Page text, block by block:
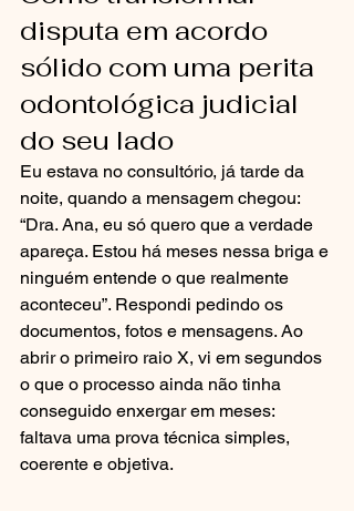
disputa em acordo
sólido com uma perita
odontológica judicial
do seu lado
Eu estava no consultório, já tarde da
noite, quando a mensagem chegou:
“Dra. Ana, eu só quero que a verdade
apareça. Estou há meses nessa briga e
ninguém entende o que realmente
aconteceu”. Respondi pedindo os
documentos, fotos e mensagens. Ao
abrir o primeiro raio X, vi em segundos
o que o processo ainda não tinha
conseguido enxergar em meses:
faltava uma prova técnica simples,
coerente e objetiva.